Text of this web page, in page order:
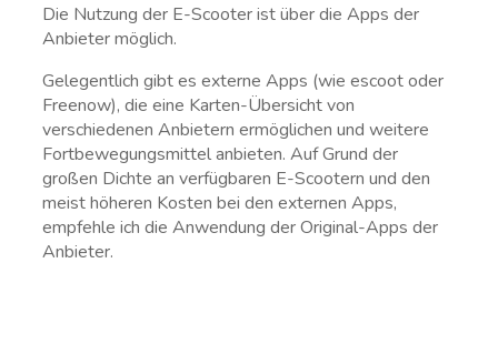
Die Nutzung der E-Scooter ist über die Apps der
Anbieter möglich.
Gelegentlich gibt es externe Apps (wie escoot oder
Freenow), die eine Karten-Übersicht von
verschiedenen Anbietern ermöglichen und weitere
Fortbewegungsmittel anbieten. Auf Grund der
großen Dichte an verfügbaren E-Scootern und den
meist höheren Kosten bei den externen Apps,
empfehle ich die Anwendung der Original-Apps der
Anbieter.